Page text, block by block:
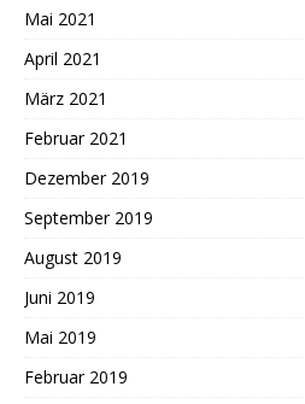
Mai 2021
April 2021
März 2021
Februar 2021
Dezember 2019
September 2019
August 2019
Juni 2019
Mai 2019
Februar 2019